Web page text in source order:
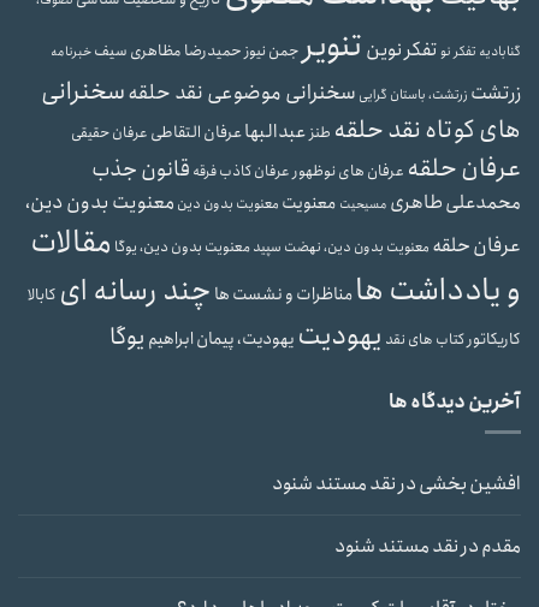
گنابادیه تفکر نوتفکر نوین تنویرجمن نیوزحمیدرضا مظاهری سیفخبرنامه
زرتشت زرتشت، باستان گرایی سخنرانی موضوعی نقد حلقهسخنرانی
های کوتاه نقد حلقه طنزعبدالبهاعرفان التقاطی عرفان حقیقی
عرفان حلقه عرفان های نوظهورعرفان کاذبفرقه قانون جذب
محمدعلی طاهری مسیحیت معنویت معنویت بدون دین معنویت بدون دین،
عرفان حلقه معنویت بدون دین، نهضت سپیدمعنویت بدون دین، یوگا مقالات
و یادداشت هامناظرات و نشست ها چند رسانه ای کابالا
کاریکاتورکتاب های نقد یهودیت یهودیت، پیمان ابراهیم یوگا
آخرین دیدگاه ها
افشین بخشیدرنقد مستند شنود
مقدمدرنقد مستند شنود